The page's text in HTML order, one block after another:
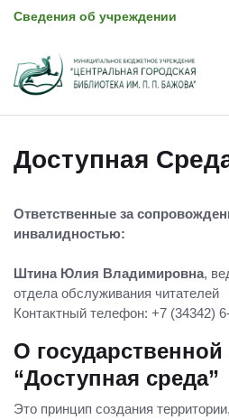
Сведения об учреждении
Доступная
Ответственные за
инвалидностью:
Штина Юлия Владимировна,
отдела обслуживания читателей
Контактный телефон: +7 (34342)
О
“Доступная среда”
Это принцип создания